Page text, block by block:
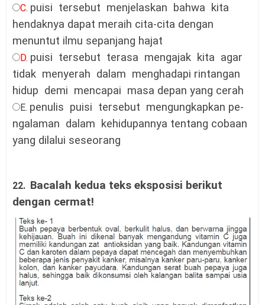
C. puisi tersebut menjelaskan bahwa kita
hendaknya dapat meraih cita-cita dengan
menuntut ilmu sepanjang hajat
D. puisi tersebut terasa mengajak kita agar
tidak menyerah dalam menghadapi rintangan
hidup demi mencapai masa depan yang cerah
E. penulis puisi tersebut mengungkapkan pe-
ngalaman dalam kehidupannya tentang cobaan
yang dilalui seseorang
22. Bacalah kedua teks eksposisi berikut
dengan cermat!